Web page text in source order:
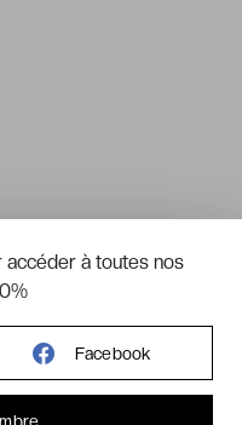
accéder à toutes nos
Facebook